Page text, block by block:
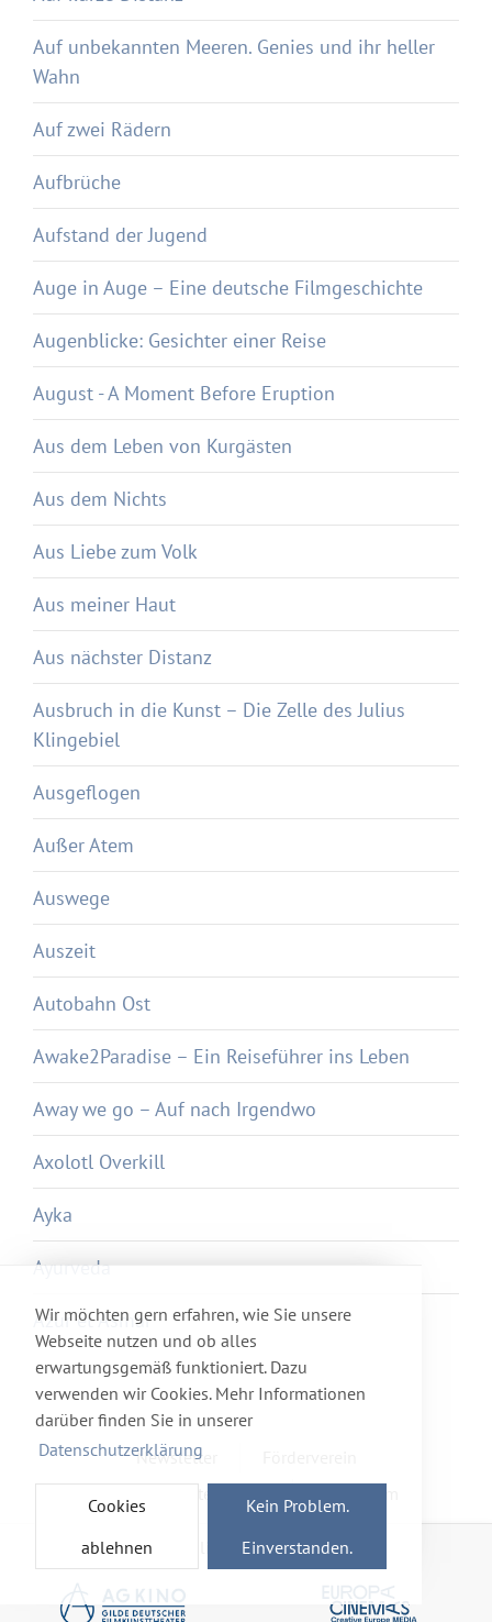
Wir möchten gern erfahren, wie Sie unsere
Webseite nutzen und ob alles
erwartungsgemäß funktioniert. Dazu
verwenden wir Cookies. Mehr Informationen
darüber finden Sie in unserer
Datenschutzerklärung
Cookies
ablehnen
Kein Problem.
Einverstanden.
Auf unbekannten Meeren. Genies und ihr heller
Wahn
Auf zwei Rädern
Aufbrüche
Aufstand der Jugend
Auge in Auge – Eine deutsche Filmgeschichte
Augenblicke: Gesichter einer Reise
August - A Moment Before Eruption
Aus dem Leben von Kurgästen
Aus dem Nichts
Aus Liebe zum Volk
Aus meiner Haut
Aus nächster Distanz
Ausbruch in die Kunst – Die Zelle des Julius
Klingebiel
Ausgeflogen
Außer Atem
Auswege
Auszeit
Autobahn Ost
Awake2Paradise – Ein Reiseführer ins Leben
Away we go – Auf nach Irgendwo
Axolotl Overkill
Ayka
Ayurveda
Azur et Asmar
Newsletter
Mitglied im Netzwerk